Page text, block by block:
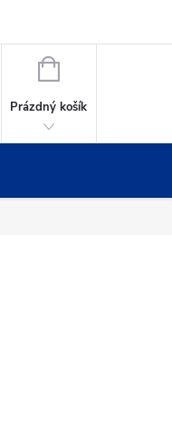
NÁKUPNÍ
Prázdný košík